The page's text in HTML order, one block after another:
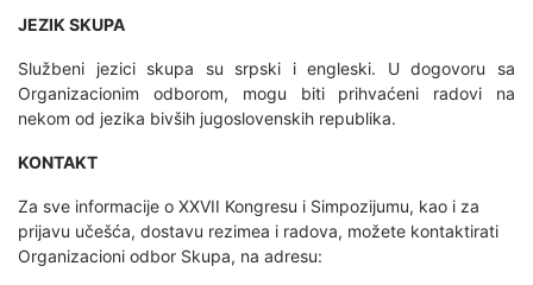
JEZIK SKUPA
Službeni jezici skupa su srpski i engleski. U dogovoru sa
Organizacionim odborom, mogu biti prihvaćeni radovi na
nekom od jezika bivših jugoslovenskih republika.
KONTAKT
Za sve informacije o XXVII Kongresu i Simpozijumu, kao i za
prijavu učešća, dostavu rezimea i radova, možete kontaktirati
Organizacioni odbor Skupa, na adresu: